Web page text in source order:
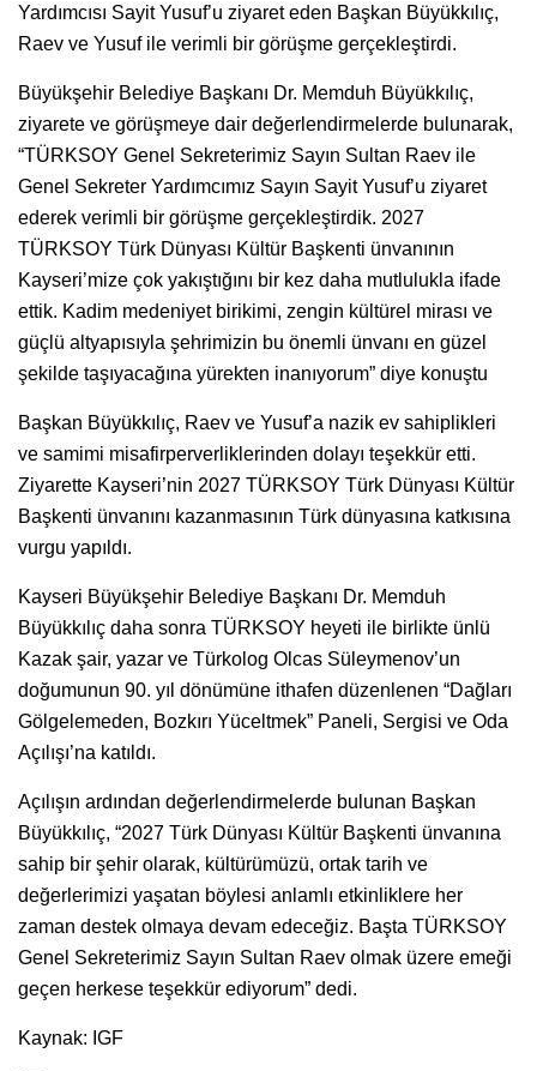
Yardımcısı Sayit Yusuf’u ziyaret eden Başkan Büyükkılıç,
Raev ve Yusuf ile verimli bir görüşme gerçekleştirdi.
Büyükşehir Belediye Başkanı Dr. Memduh Büyükkılıç,
ziyarete ve görüşmeye dair değerlendirmelerde bulunarak,
“TÜRKSOY Genel Sekreterimiz Sayın Sultan Raev ile
Genel Sekreter Yardımcımız Sayın Sayit Yusuf’u ziyaret
ederek verimli bir görüşme gerçekleştirdik. 2027
TÜRKSOY Türk Dünyası Kültür Başkenti ünvanının
Kayseri’mize çok yakıştığını bir kez daha mutlulukla ifade
ettik. Kadim medeniyet birikimi, zengin kültürel mirası ve
güçlü altyapısıyla şehrimizin bu önemli ünvanı en güzel
şekilde taşıyacağına yürekten inanıyorum” diye konuştu
Başkan Büyükkılıç, Raev ve Yusuf’a nazik ev sahiplikleri
ve samimi misafirperverliklerinden dolayı teşekkür etti.
Ziyarette Kayseri’nin 2027 TÜRKSOY Türk Dünyası Kültür
Başkenti ünvanını kazanmasının Türk dünyasına katkısına
vurgu yapıldı.
Kayseri Büyükşehir Belediye Başkanı Dr. Memduh
Büyükkılıç daha sonra TÜRKSOY heyeti ile birlikte ünlü
Kazak şair, yazar ve Türkolog Olcas Süleymenov’un
doğumunun 90. yıl dönümüne ithafen düzenlenen “Dağları
Gölgelemeden, Bozkırı Yüceltmek” Paneli, Sergisi ve Oda
Açılışı’na katıldı.
Açılışın ardından değerlendirmelerde bulunan Başkan
Büyükkılıç, “2027 Türk Dünyası Kültür Başkenti ünvanına
sahip bir şehir olarak, kültürümüzü, ortak tarih ve
değerlerimizi yaşatan böylesi anlamlı etkinliklere her
zaman destek olmaya devam edeceğiz. Başta TÜRKSOY
Genel Sekreterimiz Sayın Sultan Raev olmak üzere emeği
geçen herkese teşekkür ediyorum” dedi.
Kaynak: IGF